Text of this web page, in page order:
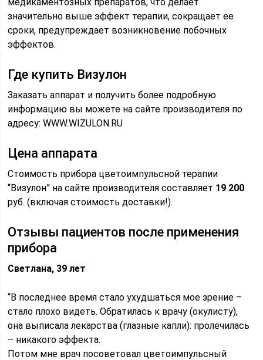
значительно выше эффект терапии, сокращает ее
сроки, предупреждает возникновение побочных
эффектов.
Где купить Визулон
Заказать аппарат и получить более подробную
информацию вы можете на сайте производителя по
адресу: WWW.WIZULON.RU
Цена аппарата
Стоимость прибора цветоимпульсной терапии
“Визулон” на сайте производителя составляет 19 200
руб. (включая стоимость доставки!).
Отзывы пациентов после применения
прибора
Светлана, 39 лет
“В последнее время стало ухудшаться мое зрение –
стало плохо видеть. Обратилась к врачу (окулисту),
она выписала лекарства (глазные капли): пролечилась
– никакого эффекта.
Потом мне врач посоветовал цветоимпульсный